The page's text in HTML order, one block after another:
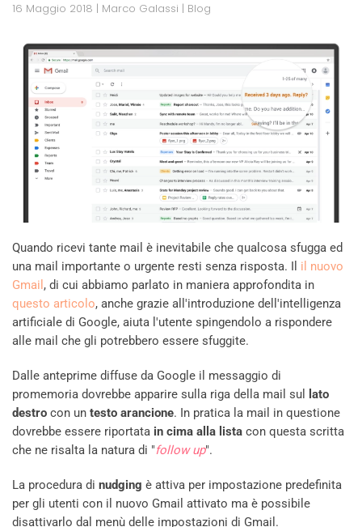
16 Maggio 2018 | Marco Galassi | Blog
Quando ricevi tante mail è inevitabile che qualcosa sfugga ed
una mail importante o urgente resti senza risposta. Il il nuovo
Gmail , di cui abbiamo parlato in maniera approfondita in
questo articolo, anche grazie all'introduzione dell'intelligenza
artificiale di Google, aiuta l'utente spingendolo a rispondere
alle mail che gli potrebbero essere sfuggite.
Dalle anteprime diffuse da Google il messaggio di
promemoria dovrebbe apparire sulla riga della mail sul
lato
destro con un testo arancione. In pratica la mail in questione
dovrebbe essere riportata in cima alla lista con questa scritta
che ne risalta la natura di "follow up".
La procedura di nudging è attiva per impostazione predefinita
per gli utenti con il nuovo Gmail attivato ma è possibile
disattivarlo dal menù delle impostazioni di Gmail.